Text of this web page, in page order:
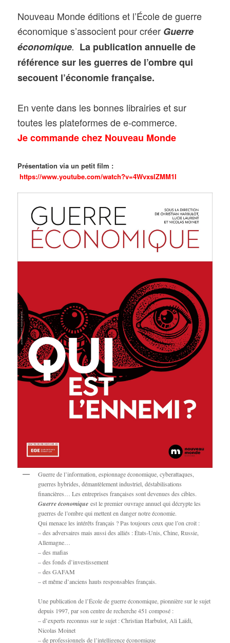
Nouveau Monde éditions et l’École de guerre
économique s’associent pour créer Guerre
économique. La publication annuelle de
référence sur les guerres de l’ombre qui
secouent l’économie française.
En vente dans les bonnes librairies et sur
toutes les plateformes de e-commerce.
Je commande chez Nouveau Monde
Présentation via un petit film :
https://www.youtube.com/watch?v=4WvxslZMM1I
Guerre de l’information, espionnage économique, cyberattaques,
guerres hybrides, démantèlement industriel, déstabilisations
financières… Les entreprises françaises sont devenues des cibles.
Guerre économique est le premier ouvrage annuel qui décrypte les
guerres de l’ombre qui mettent en danger notre économie.
Qui menace les intérêts français ? Pas toujours ceux que l’on croit :
– des adversaires mais aussi des alliés : États-Unis, Chine, Russie,
Allemagne…
– des mafias
– des fonds d’investissement
– des GAFAM
– et même d’anciens hauts responsables français.
Une publication de l’École de guerre économique, pionnière sur le sujet
depuis 1997, par son centre de recherche 451 composé :
– d’experts reconnus sur le sujet : Christian Harbulot, Ali Laïdi,
Nicolas Moinet
– de professionnels de l’intelligence économique